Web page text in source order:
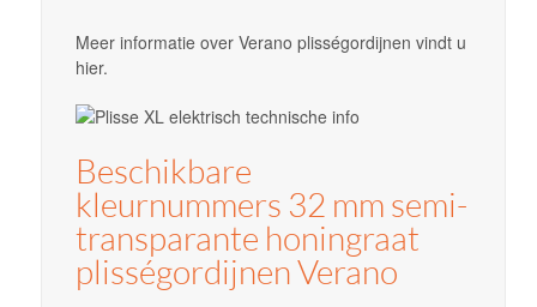
Meer informatie over Verano plisségordijnen vindt u
hier.
Beschikbare
kleurnummers 32 mm semi-
transparante honingraat
plisségordijnen Verano